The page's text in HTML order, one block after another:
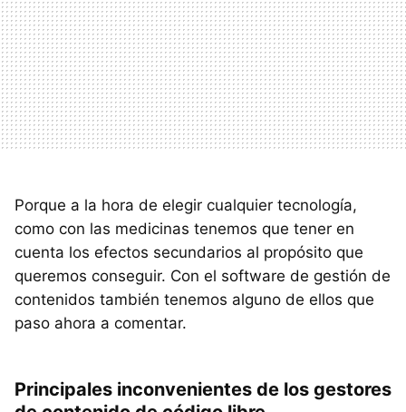
Porque a la hora de elegir cualquier tecnología,
como con las medicinas tenemos que tener en
cuenta los efectos secundarios al propósito que
queremos conseguir. Con el software de gestión de
contenidos también tenemos alguno de ellos que
paso ahora a comentar.
Principales inconvenientes de los gestores